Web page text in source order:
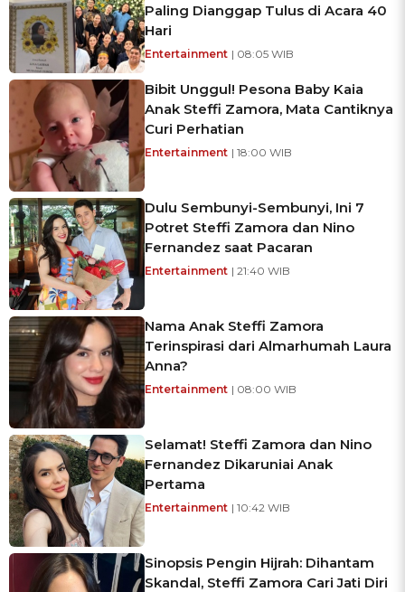
Paling Dianggap Tulus di Acara 40
Hari
Entertainment | 08:05 WIB
Bibit Unggul! Pesona Baby Kaia
Anak Steffi Zamora, Mata Cantiknya
Curi Perhatian
Entertainment | 18:00 WIB
Dulu Sembunyi-Sembunyi, Ini 7
Potret Steffi Zamora dan Nino
Fernandez saat Pacaran
Entertainment | 21:40 WIB
Nama Anak Steffi Zamora
Terinspirasi dari Almarhumah Laura
Anna?
Entertainment | 08:00 WIB
Selamat! Steffi Zamora dan Nino
Fernandez Dikaruniai Anak
Pertama
Entertainment | 10:42 WIB
Sinopsis Pengin Hijrah: Dihantam
Skandal, Steffi Zamora Cari Jati Diri